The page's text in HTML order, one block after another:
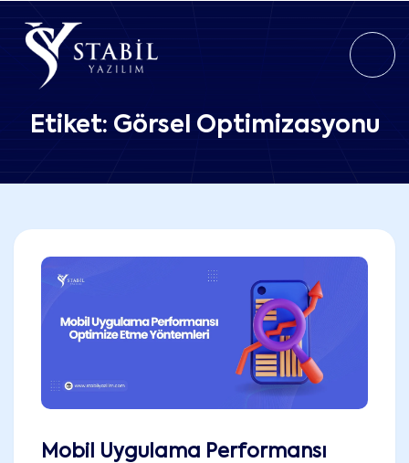
Etiket: Görsel Optimizasyonu
Mobil Uygulama Performansı